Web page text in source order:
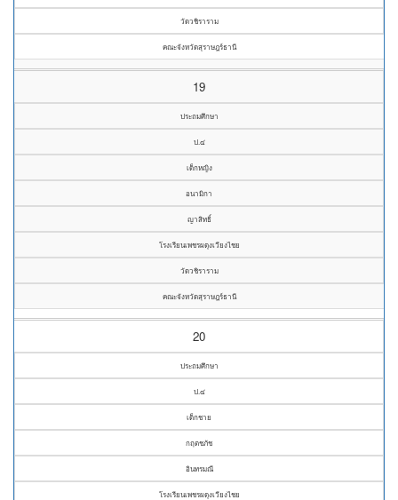
วัดวชิราราม
คณะจังหวัดสุราษฎร์ธานี
19
ประถมศึกษา
ป.๔
เด็กหญิง
อนามิกา
ญาสิทธิ์
โรงเรียนเพชรผดุงเวียงไชย
วัดวชิราราม
คณะจังหวัดสุราษฎร์ธานี
20
ประถมศึกษา
ป.๔
เด็กชาย
กฤตชภัช
อินทรมณี
โรงเรียนเพชรผดุงเวียงไชย